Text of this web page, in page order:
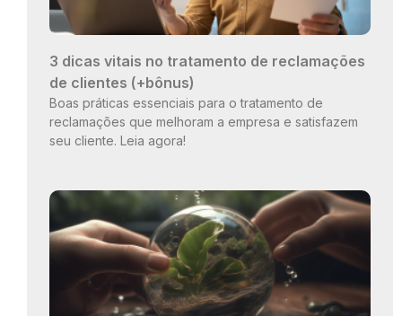
3 dicas vitais no tratamento de reclamações
de clientes (+bônus)
Boas práticas essenciais para o tratamento de
reclamações que melhoram a empresa e satisfazem
seu cliente. Leia agora!